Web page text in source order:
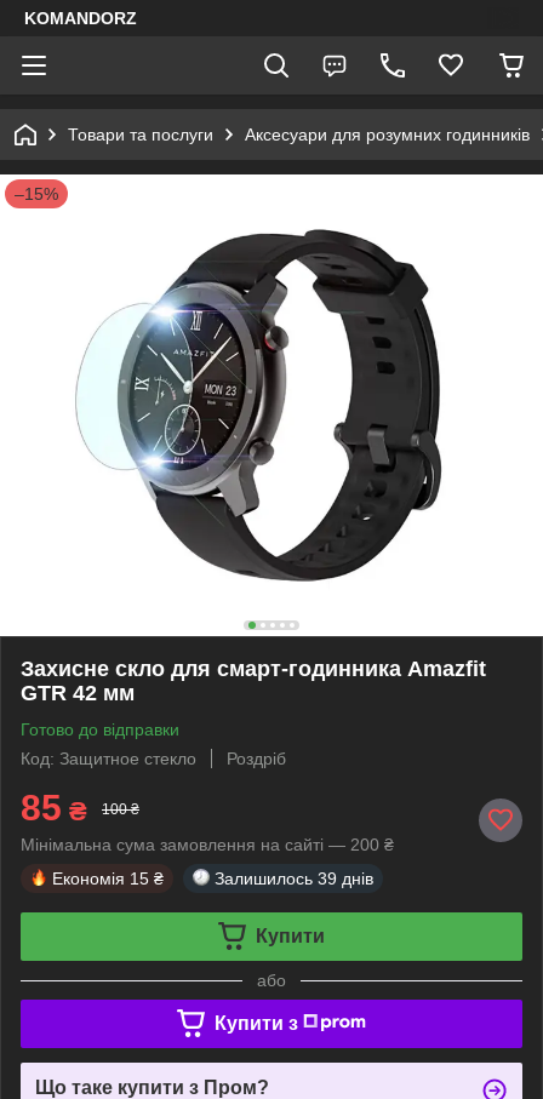
KOMANDORZ
Товари та послуги Аксесуари для розумних годинників
–15%
Захисне скло для смарт-годинника Amazfit
GTR 42 мм
Готово до відправки
Код: Защитное стекло
Роздріб
85 ₴ 100 ₴
Мінімальна сума замовлення на сайті — 200 ₴
Економія 15 ₴ Залишилось 39 днів
Купити
або
Купити з
Що таке купити з Пром?